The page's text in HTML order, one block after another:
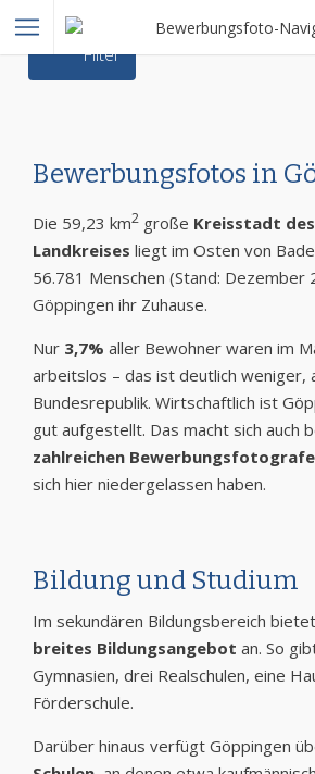
Filter
Bewerbungsfotos in
Die 59,23 km2 große Kreisstadt
Landkreises liegt im Osten von
56.781 Menschen (Stand: Dezember
Göppingen ihr Zuhause.
Nur 3,7% aller Bewohner waren im
arbeitslos – das ist deutlich weniger,
Bundesrepublik. Wirtschaftlich ist
gut aufgestellt. Das macht sich auch
zahlreichen
sich hier niedergelassen haben.
Bildung und Studium
Im sekundären Bildungsbereich
breites Bildungsangebot an. So
Gymnasien, drei Realschulen, eine
Förderschule.
Darüber hinaus verfügt Göppingen